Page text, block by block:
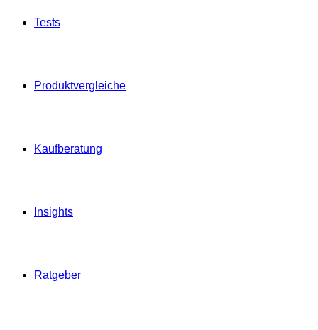
Tests
Produktvergleiche
Kaufberatung
Insights
Ratgeber